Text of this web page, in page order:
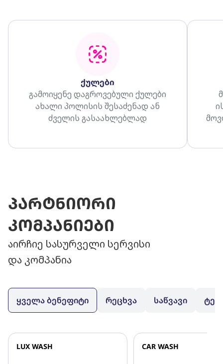
ქულები
გამოიყენე დაგროვებული ქულები
ახალი პოლისის შესაძენად ან
ძველის გასაახლებლად
პარტნიორი
კომპანიები
აირჩიე სასურველი სერვისი
და კომპანია
ყველა ბენეფიტი რეცხვა საწვავი
LUX WASH CAR WASH